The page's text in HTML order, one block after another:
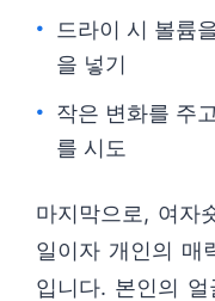
드라이 시 볼륨
을 넣기
작은 변화를 주
를 시도
마지막으로, 여자
일이자 개인의 매
입니다. 본인의